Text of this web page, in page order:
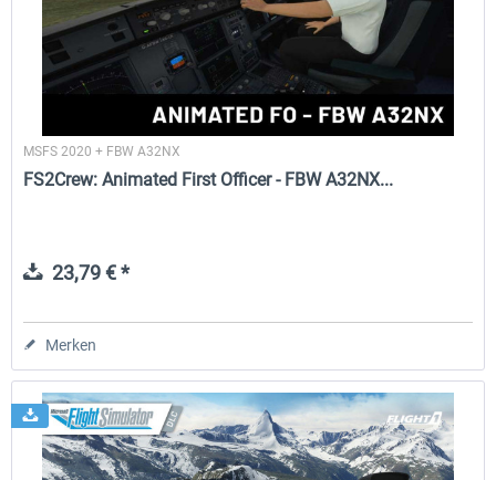
MSFS 2020 + FBW A32NX
FS2Crew: Animated First Officer - FBW A32NX...
23,79 € *
Merken